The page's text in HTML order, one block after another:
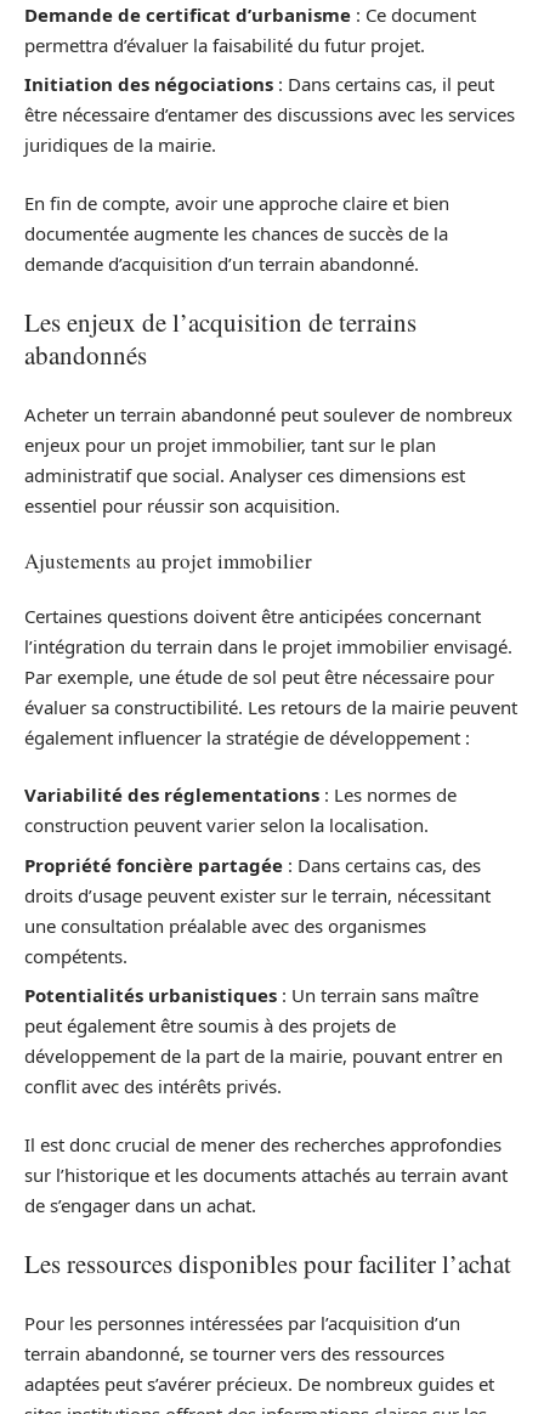
Demande de certificat d’urbanisme : Ce document
permettra d’évaluer la faisabilité du futur projet.
Initiation des négociations : Dans certains cas, il peut
être nécessaire d’entamer des discussions avec les services
juridiques de la mairie.
En fin de compte, avoir une approche claire et bien
documentée augmente les chances de succès de la
demande d’acquisition d’un terrain abandonné.
Les enjeux de l’acquisition de terrains
abandonnés
Acheter un terrain abandonné peut soulever de nombreux
enjeux pour un projet immobilier, tant sur le plan
administratif que social. Analyser ces dimensions est
essentiel pour réussir son acquisition.
Ajustements au projet immobilier
Certaines questions doivent être anticipées concernant
l’intégration du terrain dans le projet immobilier envisagé.
Par exemple, une étude de sol peut être nécessaire pour
évaluer sa constructibilité. Les retours de la mairie peuvent
également influencer la stratégie de développement :
Variabilité des réglementations : Les normes de
construction peuvent varier selon la localisation.
Propriété foncière partagée : Dans certains cas, des
droits d’usage peuvent exister sur le terrain, nécessitant
une consultation préalable avec des organismes
compétents.
Potentialités urbanistiques : Un terrain sans maître
peut également être soumis à des projets de
développement de la part de la mairie, pouvant entrer en
conflit avec des intérêts privés.
Il est donc crucial de mener des recherches approfondies
sur l’historique et les documents attachés au terrain avant
de s’engager dans un achat.
Les ressources disponibles pour faciliter l’achat
Pour les personnes intéressées par l’acquisition d’un
terrain abandonné, se tourner vers des ressources
adaptées peut s’avérer précieux. De nombreux guides et